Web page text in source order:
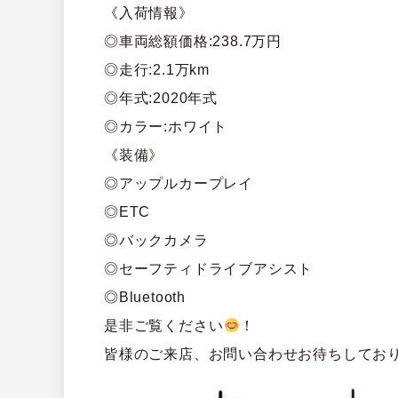
《入荷情報》
◎車両総額価格:238.7万円
◎走行:2.1万km
◎年式:2020年式
◎カラー:ホワイト
《装備》
◎アップルカープレイ
◎ETC
◎バックカメラ
◎セーフティドライブアシスト
◎Bluetooth
是非ご覧ください
！
皆様のご来店、お問い合わせお待ちしてお